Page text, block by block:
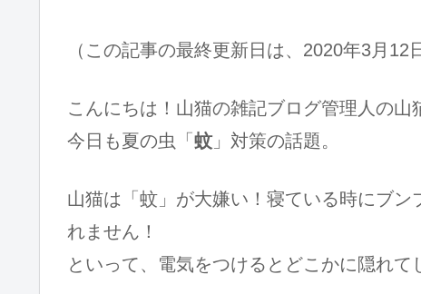
（この記事の最終更新日は、2020年3月12
こんにちは！山猫の雑記ブログ管理人の山
今日も夏の虫「 蚊」対策の話題。
山猫は「蚊」が大嫌い！寝ている時にブ
れません！
といって、電気をつけるとどこかに隠れて